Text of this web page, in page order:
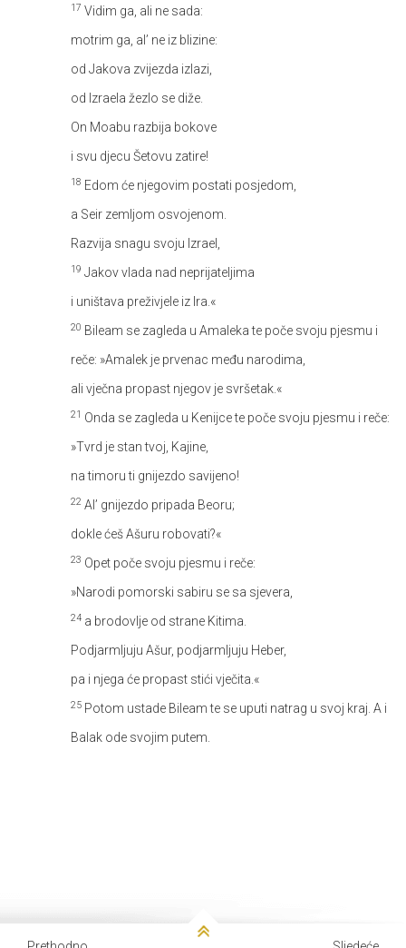
17 Vidim ga, ali ne sada:
motrim ga, al’ ne iz blizine:
od Jakova zvijezda izlazi,
od Izraela žezlo se diže.
On Moabu razbija bokove
i svu djecu Šetovu zatire!
18 Edom će njegovim postati posjedom,
a Seir zemljom osvojenom.
Razvija snagu svoju Izrael,
19 Jakov vlada nad neprijateljima
i uništava preživjele iz Ira.«
20 Bileam se zagleda u Amaleka te poče svoju pjesmu i
reče: »Amalek je prvenac među narodima,
ali vječna propast njegov je svršetak.«
21 Onda se zagleda u Kenijce te poče svoju pjesmu i reče:
»Tvrd je stan tvoj, Kajine,
na timoru ti gnijezdo savijeno!
22 Al’ gnijezdo pripada Beoru;
dokle ćeš Ašuru robovati?«
23 Opet poče svoju pjesmu i reče:
»Narodi pomorski sabiru se sa sjevera,
24 a brodovlje od strane Kitima.
Podjarmljuju Ašur, podjarmljuju Heber,
pa i njega će propast stići vječita.«
25 Potom ustade Bileam te se uputi natrag u svoj kraj. A i
Balak ode svojim putem.